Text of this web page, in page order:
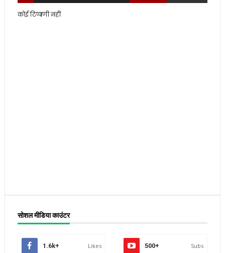
कोई टिप्पणी नहीं
सोशल मीडिया काउंटर
1.6k+ Likes 500+ Subs